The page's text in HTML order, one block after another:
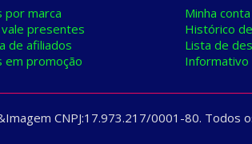
por marca
presentes
de afiliados
em promoção
Minha conta
Histórico
Lista de
Informativo
CNPJ:17.973.217/0001-80. Todos